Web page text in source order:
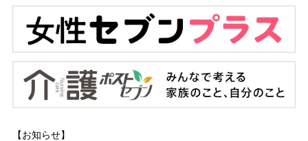
【お知らせ】